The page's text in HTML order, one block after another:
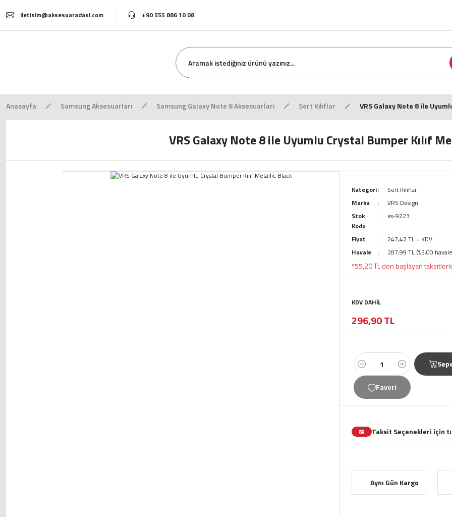
iletisim@aksesuaradasi.com +90 555 886 10 08
Anasayfa Samsung Aksesuarları Samsung Galaxy Note 8 Aksesuarları Sert Kılıflar VRS Galaxy Note 8 ile
VRS Galaxy Note 8 ile Uyumlu Crystal Bumper Kılıf
Kategori
Sert Kılıflar
Marka
VRS Design
Stok
Kodu
ks-9223
Fiyat
247,42 TL + KDV
Havale
287,99 TL (%3,00
*55,20 TL den başlayan
KDV DAHİL
296,90 TL
Taksit Seçenekleri için
Aynı Gün Kargo